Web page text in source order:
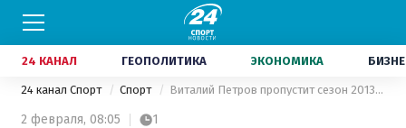
24 КАНАЛ ГЕОПОЛИТИКА ЭКОНОМИКА
24 канал Спорт Спорт Виталий Петров пропустит сезон 2013 года
2 февраля, 08:05 1